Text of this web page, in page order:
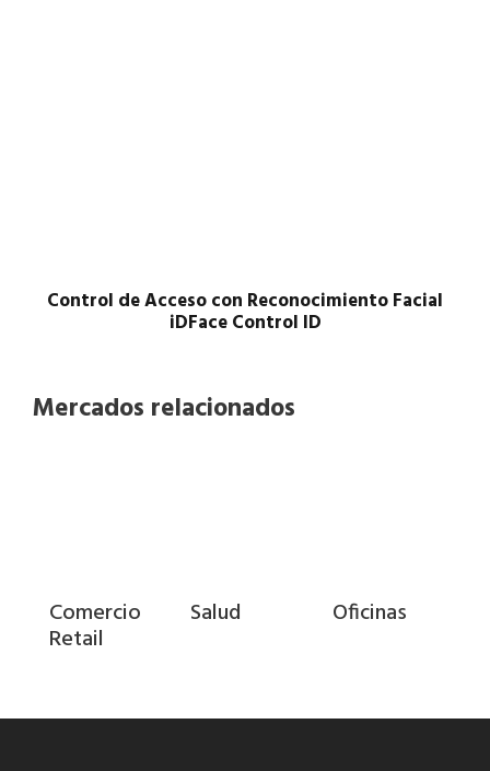
Control de Acceso con Reconocimiento Facial
iDFace Control ID
Mercados relacionados
Comercio
Retail
Salud Oficinas